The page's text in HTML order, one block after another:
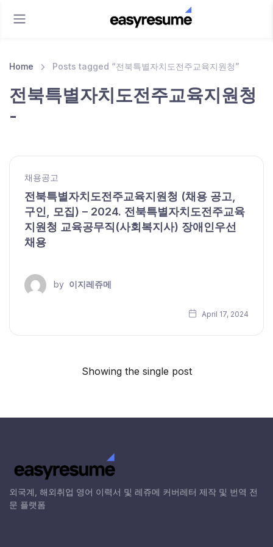
Home Posts tagged “전북특별자치도전주교육지원청”
전북특별자치도전주교육지원청
-
채용공고
전북특별자치도전주교육지원청 (채용 공고,
구인, 모집) – 2024. 전북특별자치도전주교육
지원청 교육공무직(사회복지사) 장애인우선
채용
by 이지레쥬메
April 17, 2024
Showing the single post
외국계, 해외취업 영어 이력서 및 레쥬메 커버레터 제작 및 번역 전
문 플랫폼